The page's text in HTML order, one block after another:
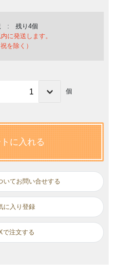
: 残り4個
に発送します。
祝を除く）
個
に入れる
いてお問い合せする
に入り
で注文する